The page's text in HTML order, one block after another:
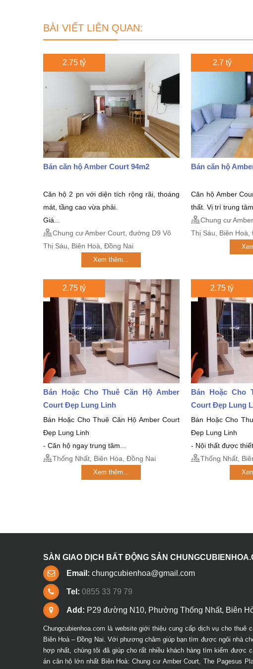
BÀI VIẾT LIÊN QUAN:
2.75 tỷ
Bán căn hộ Amber Court 94m2
Căn hộ 2 pn với diện tích rộng rãi, thoáng
mát, tầng cao vừa phải.
Giá...
Chung cư Amber Court, đường D9 Võ
Thị Sáu, Biên Hoà, Đồng Nai
Xem thêm...
2.7 tỷ
Bán căn hộ
Căn hộ Amber
thất. Vị trí trung
Chung cư
Thị Sáu, Biên Hoà,
2.75 tỷ
Bán Hoặc Cho Thuê Căn Hộ Amber
Court Đẹp Lung Linh
Bán Hoặc Cho Thuê Căn Hộ Amber Court
Đẹp Lung Linh
- Căn hộ ngay trung tâm...
Thống Nhất, Biên Hòa, Đồng Nai
Xem thêm...
2.75 tỷ
Bán Hoặc Cho
Court Đẹp Lung
Bán Hoặc Cho
Đẹp Lung Linh
- Nội thất được
Thống Nhất,
SÀN GIAO DỊCH BẤT ĐỘNG SẢN
Email: chungcubienhoa@gmail.com
Tel: 0855 33 79 79
Add: P29 đường N10, Phường Thống Nhất, Biên
Chungcubienhoa.com là website giới thiệu cung cấp dịch vụ cho thuê
Biên Hoà – Đồng Nai. Với phương châm giúp bạn tìm được ngôi nhà
hợp nhất, chúng tôi đã giúp cho rất nhiều khách hàng tìm kiếm được
án căn hộ lớn nhất Biên Hoà: Chung cư Amber Court, The Pagesus